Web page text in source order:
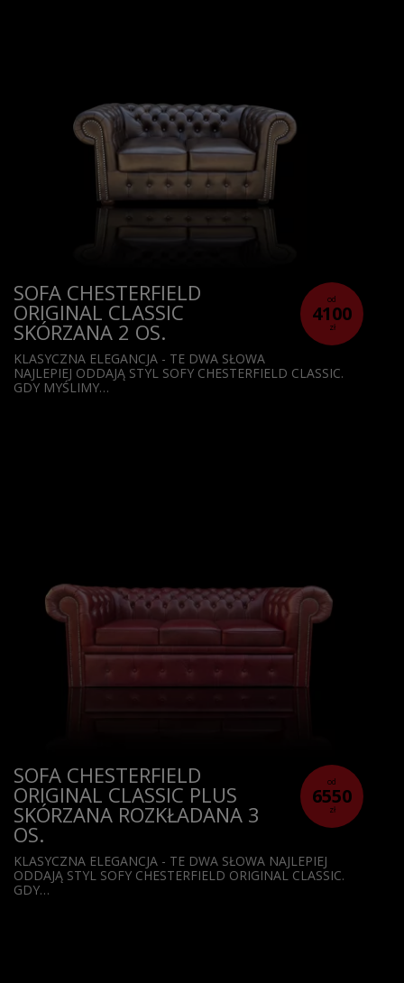
od
4100
zł
SOFA CHESTERFIELD
ORIGINAL CLASSIC
SKÓRZANA 2 OS.
KLASYCZNA ELEGANCJA - TE DWA SŁOWA
NAJLEPIEJ ODDAJĄ STYL SOFY CHESTERFIELD CLASSIC.
GDY MYŚLIMY…
od
6550
zł
SOFA CHESTERFIELD
ORIGINAL CLASSIC PLUS
SKÓRZANA ROZKŁADANA 3
OS.
KLASYCZNA ELEGANCJA - TE DWA SŁOWA NAJLEPIEJ
ODDAJĄ STYL SOFY CHESTERFIELD ORIGINAL CLASSIC.
GDY…